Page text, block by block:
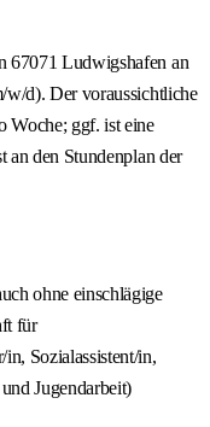
67071 Ludwigshafen an
w/d). Der voraussichtliche
Woche; ggf. ist eine
den Stundenplan der
ohne einschlägige
für
Sozialassistent/in,
Jugendarbeit)